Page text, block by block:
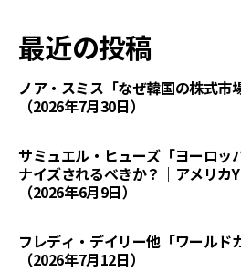
最近の投稿
ノア・スミス「なぜ韓国の株式市
（2026年7月30日）
サミュエル・ヒューズ「ヨーロッ
ナイズされるべきか？｜アメリカ
（2026年6月9日）
フレディ・デイリー他「ワールド
（2026年7月12日）